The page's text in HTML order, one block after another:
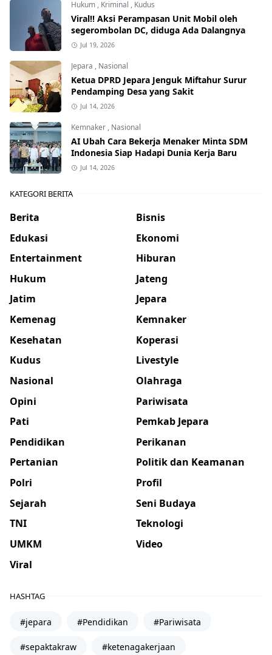
Hukum , Kriminal , Kudus
Viral!! Aksi Perampasan Unit Mobil oleh
segerombolan DC, diduga Ada Dalangnya
Jul 19, 2026
Jepara , Nasional
Ketua DPRD Jepara Jenguk Miftahur Surur
Pendamping Desa yang Sakit
Jul 14, 2026
Kemnaker , Nasional
AI Ubah Cara Bekerja Menaker Minta SDM
Indonesia Siap Hadapi Dunia Kerja Baru
Jul 14, 2026
KATEGORI BERITA
Berita
Bisnis
Edukasi
Ekonomi
Entertainment
Hiburan
Hukum
Jateng
Jatim
Jepara
Kemenag
Kemnaker
Kesehatan
Koperasi
Kudus
Livestyle
Nasional
Olahraga
Opini
Pariwisata
Pati
Pemkab Jepara
Pendidikan
Perikanan
Pertanian
Politik dan Keamanan
Polri
Profil
Sejarah
Seni Budaya
TNI
Teknologi
UMKM
Video
Viral
HASHTAG
#jepara #Pendidikan #Pariwisata
#sepaktakraw #ketenagakerjaan